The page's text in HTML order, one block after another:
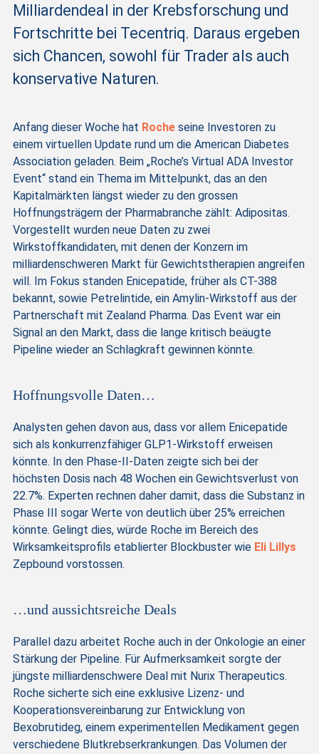
Milliardendeal in der Krebsforschung und
Fortschritte bei Tecentriq. Daraus ergeben
sich Chancen, sowohl für Trader als auch
konservative Naturen.
Anfang dieser Woche hat Rocheseine Investoren zu
einem virtuellen Update rund um die American Diabetes
Association geladen. Beim „Roche’s Virtual ADA Investor
Event“ stand ein Thema im Mittelpunkt, das an den
Kapitalmärkten längst wieder zu den grossen
Hoffnungsträgern der Pharmabranche zählt: Adipositas.
Vorgestellt wurden neue Daten zu zwei
Wirkstoffkandidaten, mit denen der Konzern im
milliardenschweren Markt für Gewichtstherapien angreifen
will. Im Fokus standen Enicepatide, früher als CT-388
bekannt, sowie Petrelintide, ein Amylin-Wirkstoff aus der
Partnerschaft mit Zealand Pharma. Das Event war ein
Signal an den Markt, dass die lange kritisch beäugte
Pipeline wieder an Schlagkraft gewinnen könnte.
Hoffnungsvolle Daten…
Analysten gehen davon aus, dass vor allem Enicepatide
sich als konkurrenzfähiger GLP1-Wirkstoff erweisen
könnte. In den Phase-II-Daten zeigte sich bei der
höchsten Dosis nach 48 Wochen ein Gewichtsverlust von
22.7%. Experten rechnen daher damit, dass die Substanz in
Phase III sogar Werte von deutlich über 25% erreichen
könnte. Gelingt dies, würde Roche im Bereich des
Wirksamkeitsprofils etablierter Blockbuster wie Eli Lillys
Zepbound vorstossen.
…und aussichtsreiche Deals
Parallel dazu arbeitet Roche auch in der Onkologie an einer
Stärkung der Pipeline. Für Aufmerksamkeit sorgte der
jüngste milliardenschwere Deal mit Nurix Therapeutics.
Roche sicherte sich eine exklusive Lizenz- und
Kooperationsvereinbarung zur Entwicklung von
Bexobrutideg, einem experimentellen Medikament gegen
verschiedene Blutkrebserkrankungen. Das Volumen der